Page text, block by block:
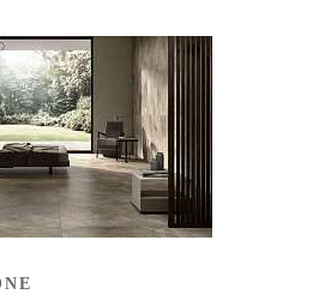
на мировом рынке,
уникальные решения из
что поставляем
самым строгим стандартам
дизайна, сочетая
и заботу об окружающей